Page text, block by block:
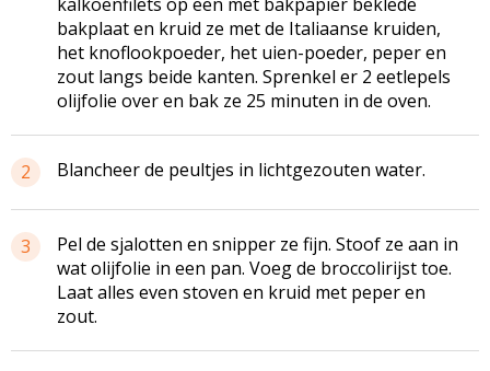
bakplaat en kruid ze met de Italiaanse kruiden,
het knoflookpoeder, het uien-poeder, peper en
zout langs beide kanten. Sprenkel er 2 eetlepels
olijfolie over en bak ze 25 minuten in de oven.
2 Blancheer de peultjes in lichtgezouten water.
3
Pel de sjalotten en snipper ze fijn. Stoof ze aan in
wat olijfolie in een pan. Voeg de broccolirijst toe.
Laat alles even stoven en kruid met peper en
zout.